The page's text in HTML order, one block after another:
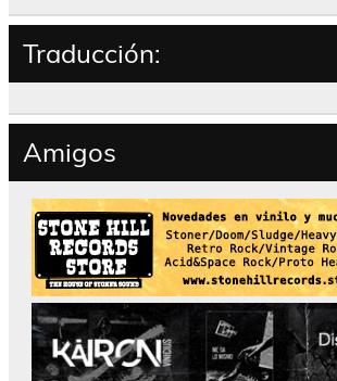
Traducción:
Amigos